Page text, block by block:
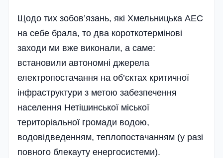
Щодо тих зобов’язань, які Хмель­ницька АЕС
на себе брала, то два короткотермінові
заходи ми вже виконали, а саме:
встановили автономні джерела
електропостачання на об’єктах критичної
інфраструктури з метою забезпечення
населення Нетішинської міської
територіальної громади водою,
водовідведенням, теплопостачанням (у разі
повного блек­ауту енергосистеми).